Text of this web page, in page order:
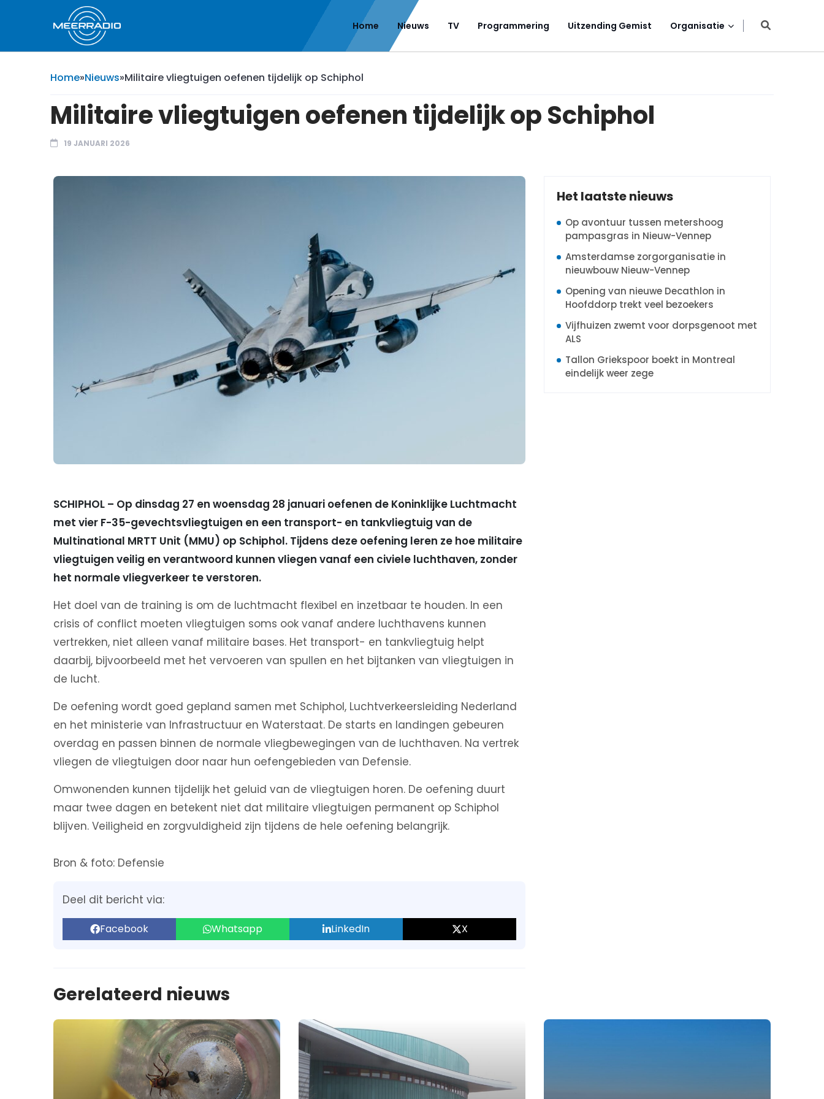
Home Nieuws TV Programmering Uitzending Gemist Organisatie
Home»Nieuws»Militaire vliegtuigen oefenen tijdelijk op Schiphol
Militaire vliegtuigen oefenen tijdelijk op Schiphol
19 JANUARI 2026
SCHIPHOL – Op dinsdag 27 en woensdag 28 januari oefenen de Koninklijke Luchtmacht
met vier F-35-gevechtsvliegtuigen en een transport- en tankvliegtuig van de
Multinational MRTT Unit (MMU) op Schiphol. Tijdens deze oefening leren ze hoe militaire
vliegtuigen veilig en verantwoord kunnen vliegen vanaf een civiele luchthaven, zonder
het normale vliegverkeer te verstoren.
Het doel van de training is om de luchtmacht flexibel en inzetbaar te houden. In een
crisis of conflict moeten vliegtuigen soms ook vanaf andere luchthavens kunnen
vertrekken, niet alleen vanaf militaire bases. Het transport- en tankvliegtuig helpt
daarbij, bijvoorbeeld met het vervoeren van spullen en het bijtanken van vliegtuigen in
de lucht.
De oefening wordt goed gepland samen met Schiphol, Luchtverkeersleiding Nederland
en het ministerie van Infrastructuur en Waterstaat. De starts en landingen gebeuren
overdag en passen binnen de normale vliegbewegingen van de luchthaven. Na vertrek
vliegen de vliegtuigen door naar hun oefengebieden van Defensie.
Omwonenden kunnen tijdelijk het geluid van de vliegtuigen horen. De oefening duurt
maar twee dagen en betekent niet dat militaire vliegtuigen permanent op Schiphol
blijven. Veiligheid en zorgvuldigheid zijn tijdens de hele oefening belangrijk.
Bron & foto: Defensie
Deel dit bericht via:
Facebook Whatsapp LinkedIn X
Het laatste nieuws
Op avontuur tussen metershoog
pampasgras in Nieuw-Vennep
Amsterdamse zorgorganisatie in
nieuwbouw Nieuw-Vennep
Opening van nieuwe Decathlon in
Hoofddorp trekt veel bezoekers
Vijfhuizen zwemt voor dorpsgenoot met
ALS
Tallon Griekspoor boekt in Montreal
eindelijk weer zege
Gerelateerd nieuws